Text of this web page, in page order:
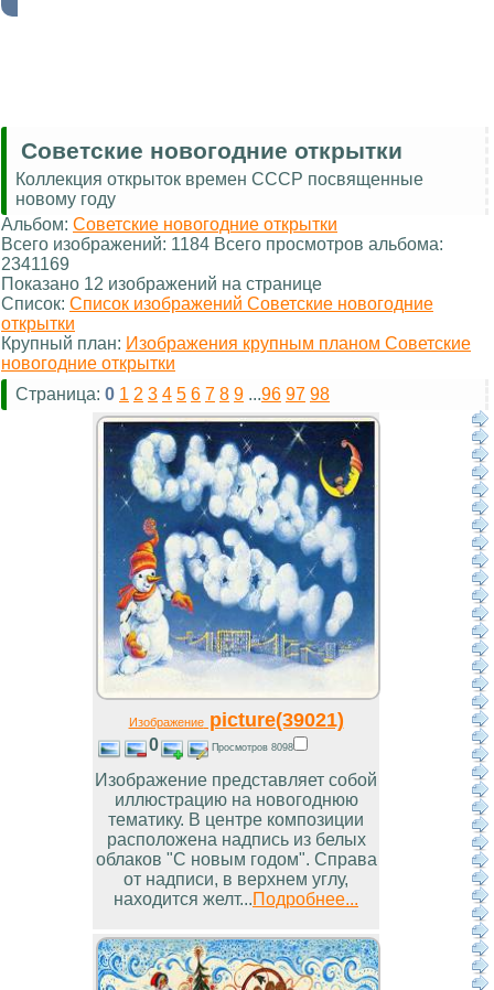
Советские новогодние открытки
Коллекция открыток времен СССР посвященные
новому году
Альбом: Советские новогодние открытки
Всего изображений: 1184 Всего просмотров альбома:
2341169
Показано 12 изображений на странице
Список: Список изображений Советские новогодние
открытки
Крупный план: Изображения крупным планом Советские
новогодние открытки
Страница: 0 1 2 3 4 5 6 7 8 9 ...96 97 98
Изображениеpicture(39021)
0 Просмотров 8098
Изображение представляет собой
иллюстрацию на новогоднюю
тематику. В центре композиции
расположена надпись из белых
облаков "С новым годом". Справа
от надписи, в верхнем углу,
находится желт...Подробнее...